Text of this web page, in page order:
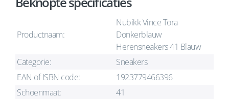
Productnaam:
Nubikk Vince Tora
Donkerblauw
Herensneakers 41 Blauw
Categorie:
Sneakers
EAN of ISBN code:
1923779466396
Schoenmaat:
41